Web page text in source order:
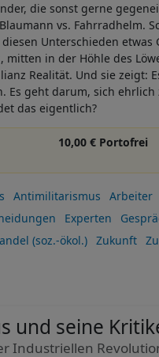
die sonst gerne
vs. Fahrradhelm.
Unterschieden etwas
mitten in der Höhle des
Realität. Und sie zeigt:
Es geht darum, sich
das eigentlich?
10,00 € Portofrei
Antimilitarismus
Arbeiter
Experten
(soz.-ökol.) Zukunft
und seine
Industriellen